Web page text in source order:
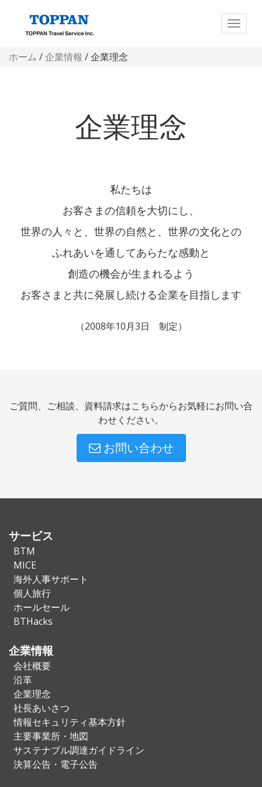
ホーム /企業情報 / 企業理念
企業理念
私たちは
お客さまの信頼を大切にし、
世界の人々と、世界の自然と、世界の文化との
ふれあいを通してあらたな感動と
創造の機会が生まれるよう
お客さまと共に発展し続ける企業を目指します
（2008年10月3日 制定）
ご質問、ご相談、資料請求はこちらからお気軽にお問い合
わせください。
お問い合わせ
サービス
BTM
MICE
海外人事サポート
個人旅行
ホールセール
BTHacks
企業情報
会社概要
沿革
企業理念
社長あいさつ
情報セキュリティ基本方針
主要事業所・地図
サステナブル調達ガイドライン
決算公告・電子公告